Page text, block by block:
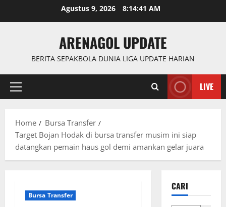
Agustus 9, 2026 8:14:42 AM
ARENAGOL UPDATE
BERITA SEPAKBOLA DUNIA LIGA UPDATE HARIAN
Primary
LIVE
Home
Bursa Transfer
Target Bojan Hodak di bursa transfer musim ini siap
datangkan pemain haus gol demi amankan gelar juara
Bursa Transfer
CARI